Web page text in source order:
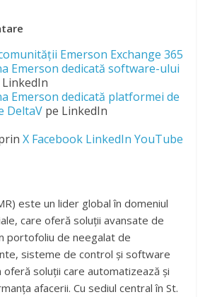
Emerson Exchange 365
Emerson dedicată software-ului
LinkedIn
Emerson dedicată platformei de
DeltaV pe LinkedIn
X Facebook LinkedIn YouTube
este un lider global în domeniul
care oferă soluții avansate de
portofoliu de neegalat de
sisteme de control și software
oferă soluții care automatizează și
afacerii. Cu sediul central în St.